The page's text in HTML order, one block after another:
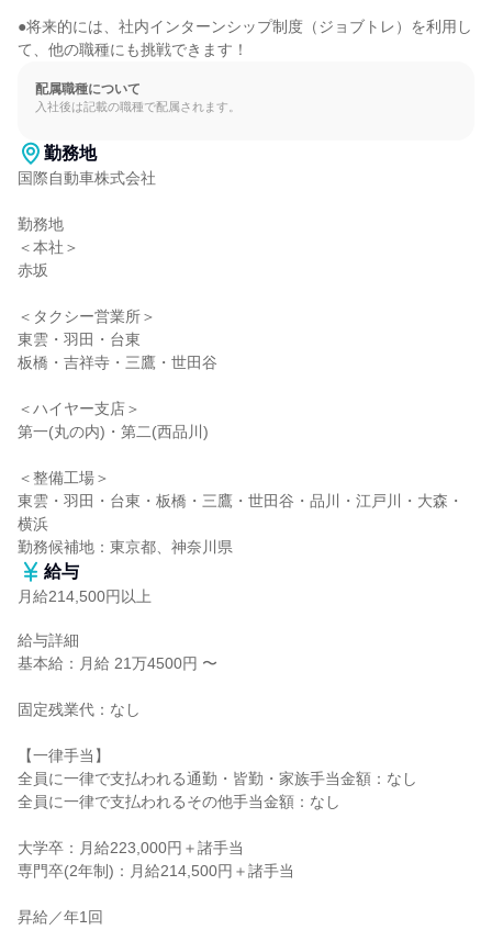
●将来的には、社内インターンシップ制度（ジョブトレ）を利用し
て、他の職種にも挑戦できます！
配属職種について
入社後は記載の職種で配属されます。
勤務地
国際自動車株式会社
勤務地
＜本社＞
赤坂
＜タクシー営業所＞
東雲・羽田・台東
板橋・吉祥寺・三鷹・世田谷
＜ハイヤー支店＞
第一(丸の内)・第二(西品川)
＜整備工場＞
東雲・羽田・台東・板橋・三鷹・世田谷・品川・江戸川・大森・
横浜
勤務候補地：東京都、神奈川県
給与
月給214,500円以上
給与詳細
基本給：月給 21万4500円 〜
固定残業代：なし
【一律手当】
全員に一律で支払われる通勤・皆勤・家族手当金額：なし
全員に一律で支払われるその他手当金額：なし
大学卒：月給223,000円＋諸手当
専門卒(2年制)：月給214,500円＋諸手当
昇給／年1回